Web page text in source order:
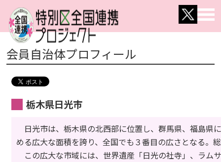
会員自治体プロフィール
栃木県日光市
日光市は、栃木県の北西部に位置し、群馬県、福島県
める広大な面積を誇り、全国でも３番目の広さとなる。
この広大な市域には、世界遺産「日光の社寺」、ラム